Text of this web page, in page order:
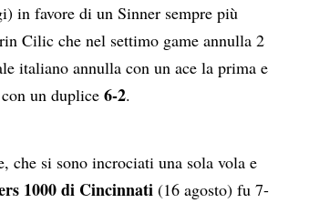
in favore di un Sinner sempre più
Cilic che nel settimo game annulla 2
italiano annulla con un ace la prima e
un duplice 6-2.
che si sono incrociati una sola vola e
1000 di Cincinnati (16 agosto) fu 7-